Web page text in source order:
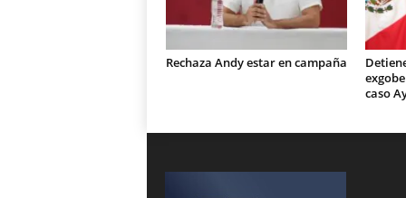
Rechaza Andy estar en campaña
caso